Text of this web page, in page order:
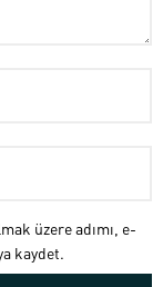
üzere adımı, e-
kaydet.